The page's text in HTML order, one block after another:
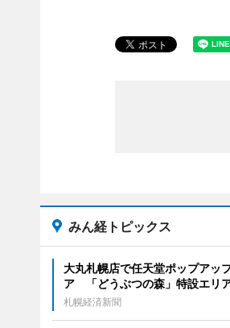
みん経トピックス
大丸札幌店で任天堂ポップアッ
ア 「どうぶつの森」特設エリ
札幌経済新聞